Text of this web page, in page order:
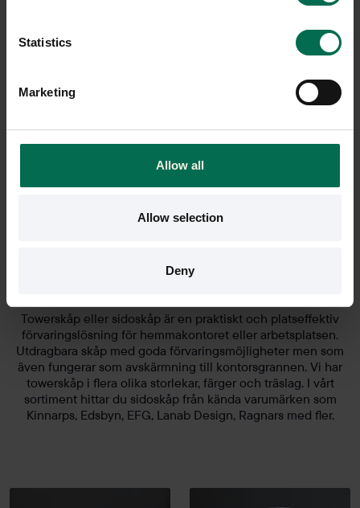
Statistics
Marketing
Allow all
Allow selection
Deny
konferensbord stolar och allt annat du behöver för att inreda
ert kontor. Att producera möbler har ända sedan företagets
Edsbyverken under en lång period var känt som en av
världens största skidproducenter. Hos Rekomo hittar du
riktigt bra priser. Till exempel kontorsstolar och arbetsstolar,
soffor och fåtöljer. Men också Skärmväggar och förvaring.
Towerskåp eller sidoskåp är en praktiskt och platseffektiv
förvaringslösning för hemmakontoret eller arbetsplatsen.
Utdragbara skåp med goda förvaringsmöjligheter men som
även fungerar som avskärmning till kontorsgrannen. Vi har
towerskåp i flera olika storlekar, färger och träslag. I vårt
sortiment hittar du sidoskåp från kända varumärken som
Kinnarps, Edsbyn, EFG, Lanab Design, Ragnars med fler.